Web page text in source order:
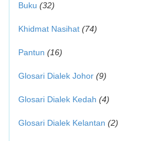
Buku (32)
Khidmat Nasihat (74)
Pantun (16)
Glosari Dialek Johor (9)
Glosari Dialek Kedah (4)
Glosari Dialek Kelantan (2)